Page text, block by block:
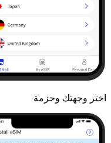
اختر وجهتك وحزمة